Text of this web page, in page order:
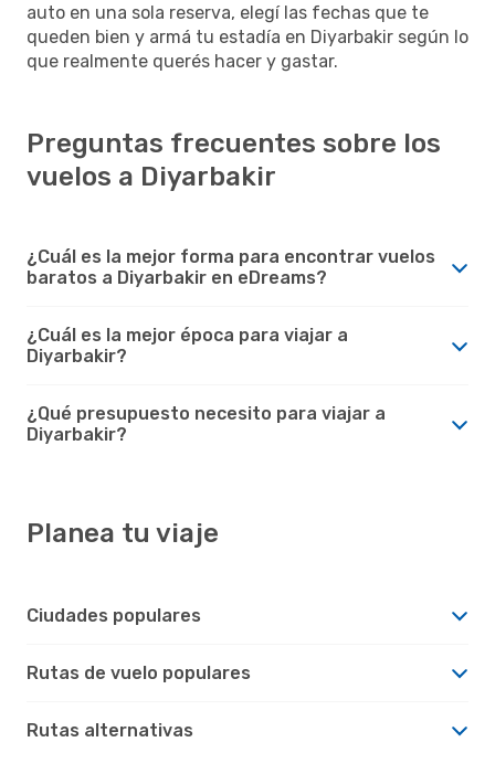
auto en una sola reserva, elegí las fechas que te
queden bien y armá tu estadía en Diyarbakir según lo
que realmente querés hacer y gastar.
Preguntas frecuentes sobre los
vuelos a Diyarbakir
¿Cuál es la mejor forma para encontrar vuelos
baratos a Diyarbakir en eDreams?
¿Cuál es la mejor época para viajar a
Diyarbakir?
¿Qué presupuesto necesito para viajar a
Diyarbakir?
Planea tu viaje
Ciudades populares
Rutas de vuelo populares
Rutas alternativas